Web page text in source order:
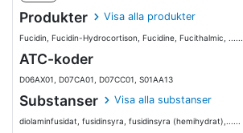
Produkter Visa alla produkter
Fucidin, Fucidin-Hydrocortison, Fucidine, Fucithalmic, ......
ATC-koder
D06AX01, D07CA01, D07CC01, S01AA13
Substanser Visa alla substanser
diolaminfusidat, fusidinsyra, fusidinsyra (hemihydrat),......